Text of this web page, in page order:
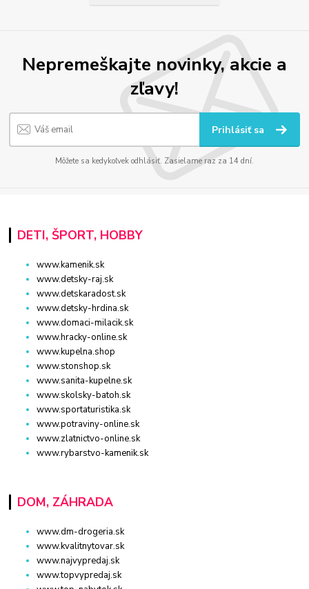
Nepremeškajte novinky, akcie a
zľavy!
Prihlásiť sa
Môžete sa kedykoľvek odhlásiť. Zasielame raz za 14 dní.
DETI, ŠPORT, HOBBY
www.kamenik.sk
www.detsky-raj.sk
www.detskaradost.sk
www.detsky-hrdina.sk
www.domaci-milacik.sk
www.hracky-online.sk
www.kupelna.shop
www.stonshop.sk
www.sanita-kupelne.sk
www.skolsky-batoh.sk
www.sportaturistika.sk
www.potraviny-online.sk
www.zlatnictvo-online.sk
www.rybarstvo-kamenik.sk
DOM, ZÁHRADA
www.dm-drogeria.sk
www.kvalitnytovar.sk
www.najvypredaj.sk
www.topvypredaj.sk